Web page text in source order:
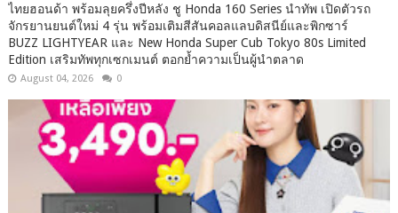
ไทยฮอนด้า พร้อมลุยครึ่งปีหลัง ชู Honda 160 Series นำทัพ เปิดตัวรถ
จักรยานยนต์ใหม่ 4 รุ่น พร้อมเติมสีสันคอลแลบดิสนีย์และพิกซาร์
BUZZ LIGHTYEAR และ New Honda Super Cub Tokyo 80s Limited
Edition เสริมทัพทุกเซกเมนต์ ตอกย้ำความเป็นผู้นำตลาด
August 04, 2026 0